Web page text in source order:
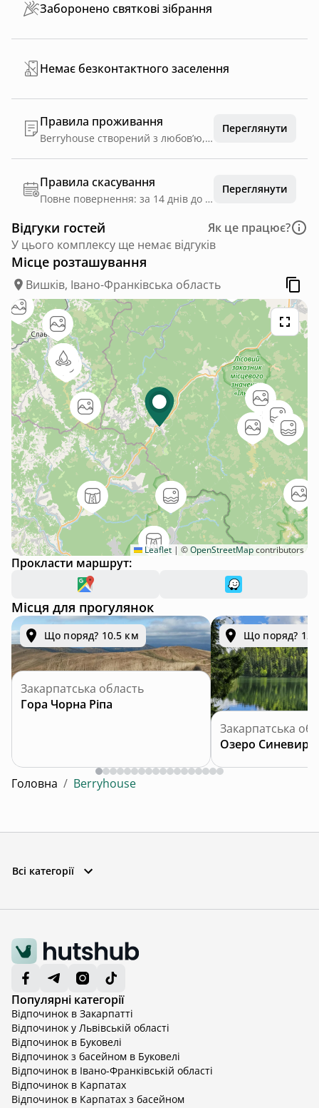
Заборонено святкові зібрання
Немає безконтактного заселення
Правила проживання
Berryhouse створений з любов’ю, тож просимо ставитись дбайливо до майна та до природи навколо. Заселення з 15:00, виїзд до 12:00. Якщо вам потрібно інший час- напишіть нам. При можливості, ми завжди йдемо назустріч. При поселенні, предʼявіть документ, що посвідчує особу, та заповніть реєстраційну картку. Паління в будинку (включно з електронними сигаретами) заборонено. Штраф 10 000 грн. Домашні улюбленці дозволені тільки за попередньою згодою та внесеною заставою. Підтримуйте будь ласка, порядок - так, щоб вам самим було приємно перебувати в домі. Сміття можна винести у спеціально відведене місце. Не залишайте їжу відкритою, щоб уникнути появи комах. Ми просимо уникати гучних вечірок. Перевіряйте будь ласка перед виходом, чи вимкнена техніка. Не залишайте без нагляду відкритий вогонь або свічки. За відсутності гостей, двері та вікна мають бути зачинені. Паркування дозволене у позначеній зоні. Гості несуть матеріальну відповідальність за завдані збитки. У разі грубого порушення правил, Berryhouse залишає за собою право припинити проживання, без повернення коштів.
Переглянути
Правила скасування
Повне повернення: за 14 днів до дати заїзду
Переглянути
Відгуки гостей
Як це працює?
У цього комплексу ще немає відгуків
Місце розташування
Вишків, Івано-Франківська область
Leaflet | ©OpenStreetMapcontributors
Прокласти маршрут:
Місця для прогулянок
Що поряд? 10.5 км
Закарпатська область
Гора Чорна Ріпа
Що поряд?
Закарпатська
Озеро Синевир
Головна / Berryhouse
Всі категорії
Популярні категорії
Відпочинок в Закарпатті
Відпочинок у Львівській області
Відпочинок в Буковелі
Відпочинок з басейном в Буковелі
Відпочинок в Івано-Франківській області
Відпочинок в Карпатах
Відпочинок в Карпатах з басейном